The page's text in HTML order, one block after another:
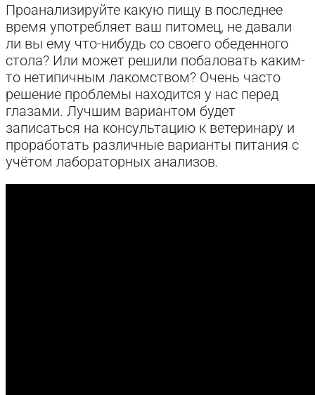
Проанализируйте какую пищу в последнее
время употребляет ваш питомец, не давали
ли вы ему что-нибудь со своего обеденного
стола? Или может решили побаловать каким-
то нетипичным лакомством? Очень часто
решение проблемы находится у нас перед
глазами. Лучшим вариантом будет
записаться на консультацию к ветеринару и
проработать различные варианты питания с
учётом лабораторных анализов.